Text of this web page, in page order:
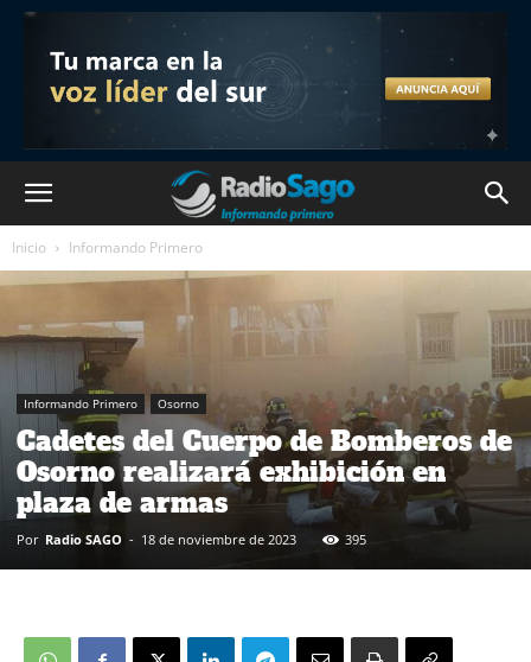
Inicio Informando Primero
Informando Primero Osorno
Cadetes del Cuerpo de Bomberos de
Osorno realizará exhibición en
plaza de armas
Por Radio SAGO - 18 de noviembre de 2023 395